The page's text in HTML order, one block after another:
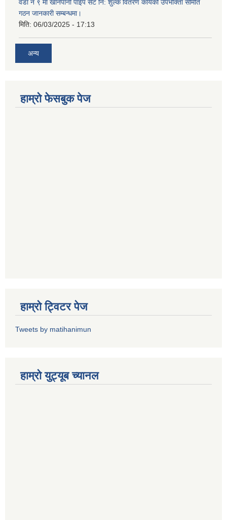
वडा नं ९ मा खानेपानी पाईप सेट नि: शुल्क वितरण कार्यको उपभोक्ता समिति
गठन जानकारी सम्बन्धमा।
मिति: 06/03/2025 - 17:13
अन्य
हाम्राे फेसबुक पेज
हाम्राे ट्विटर पेज
Tweets by matihanimun
हाम्रो युट्यूब च्यानल